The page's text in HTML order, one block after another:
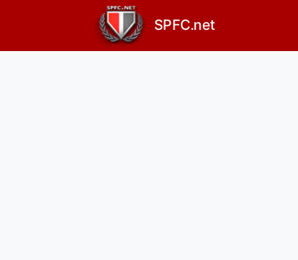
SPFC.net